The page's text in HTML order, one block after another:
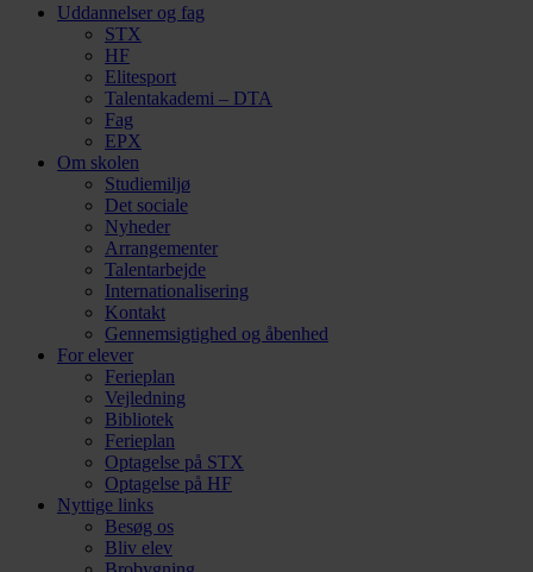
Uddannelser og fag
STX
HF
Elitesport
Talentakademi – DTA
Fag
EPX
Om skolen
Studiemiljø
Det sociale
Nyheder
Arrangementer
Talentarbejde
Internationalisering
Kontakt
Gennemsigtighed og åbenhed
For elever
Ferieplan
Vejledning
Bibliotek
Ferieplan
Optagelse på STX
Optagelse på HF
Nyttige links
Besøg os
Bliv elev